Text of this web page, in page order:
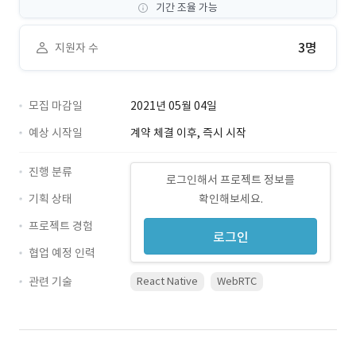
기간 조율 가능
지원자 수 3명
모집 마감일
2021년 05월 04일
예상 시작일
계약 체결 이후, 즉시 시작
로그인해서 프로젝트 정보를
확인해보세요.
로그인
진행 분류
기획 상태
프로젝트 경험
협업 예정 인력
관련 기술
React Native WebRTC